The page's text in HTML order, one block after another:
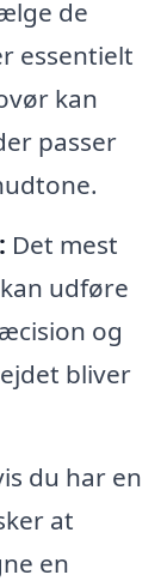
de
essentielt
kan
passer
Det mest
udføre
og
bliver
du har en
at
en